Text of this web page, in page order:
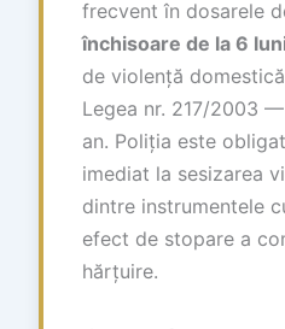
frecvent în dosarele
închisoare de la 6
de violență
Legea nr. 217/2003
an. Poliția este
imediat la sesizarea
dintre instrumentele
efect de stopare a
hărțuire.